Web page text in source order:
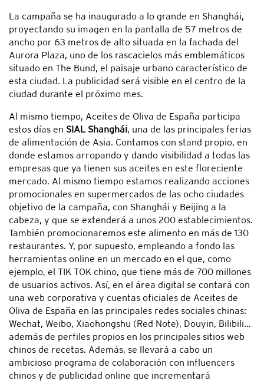
La campaña se ha inaugurado a lo grande en Shanghái,
proyectando su imagen en la pantalla de 57 metros de
ancho por 63 metros de alto situada en la fachada del
Aurora Plaza, uno de los rascacielos más emblemáticos
situado en The Bund, el paisaje urbano característico de
esta ciudad. La publicidad será visible en el centro de la
ciudad durante el próximo mes.
Al mismo tiempo, Aceites de Oliva de España participa
estos días en SIAL Shanghái, una de las principales ferias
de alimentación de Asia. Contamos con stand propio, en
donde estamos arropando y dando visibilidad a todas las
empresas que ya tienen sus aceites en este floreciente
mercado. Al mismo tiempo estamos realizando acciones
promocionales en supermercados de las ocho ciudades
objetivo de la campaña, con Shanghái y Beijing a la
cabeza, y que se extenderá a unos 200 establecimientos.
También promocionaremos este alimento en más de 130
restaurantes. Y, por supuesto, empleando a fondo las
herramientas online en un mercado en el que, como
ejemplo, el TIK TOK chino, que tiene más de 700 millones
de usuarios activos. Así, en el área digital se contará con
una web corporativa y cuentas oficiales de Aceites de
Oliva de España en las principales redes sociales chinas:
Wechat, Weibo, Xiaohongshu (Red Note), Douyin, Bilibili…
además de perfiles propios en los principales sitios web
chinos de recetas. Además, se llevará a cabo un
ambicioso programa de colaboración con influencers
chinos y de publicidad online que incrementará